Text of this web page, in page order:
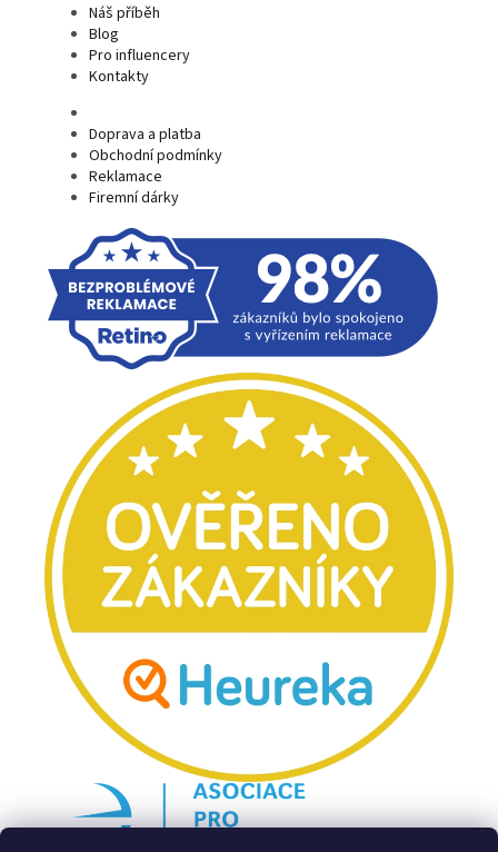
Náš příběh
Blog
Pro influencery
Kontakty
Doprava a platba
Obchodní podmínky
Reklamace
Firemní dárky